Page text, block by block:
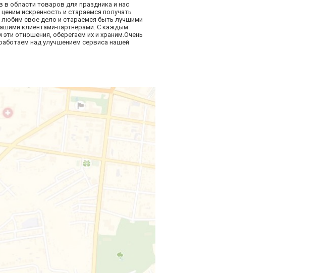
товаров для праздника и нас
искренность и стараемся получать
свое дело и стараемся быть лучшими
клиентами-партнерами. С каждым
отношения, оберегаем их и храним.Очень
над улучшением сервиса нашей